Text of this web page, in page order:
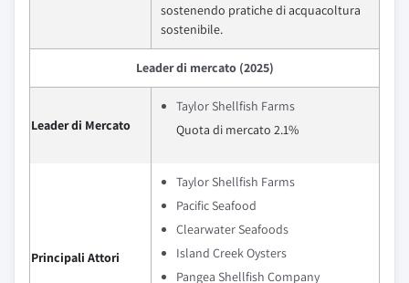
sostenendo pratiche di acquacoltura
sostenibile.
Leader di mercato (2025)
Leader di Mercato
Taylor Shellfish Farms
Quota di mercato 2.1%
Principali Attori
Taylor Shellfish Farms
Pacific Seafood
Clearwater Seafoods
Island Creek Oysters
Pangea Shellfish Company